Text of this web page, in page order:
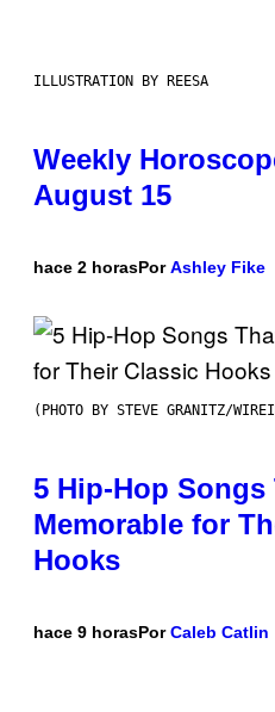
ILLUSTRATION BY REESA
Weekly
August 15
hace 2 horasPorAshley Fike
(PHOTO BY STEVE GRANITZ/
5 Hip-Hop Songs
Memorable for
Hooks
hace 9 horasPorCaleb Catlin